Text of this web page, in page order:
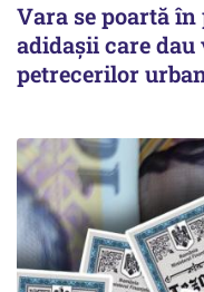
Vara se poartă
adidașii care
petrecerilor